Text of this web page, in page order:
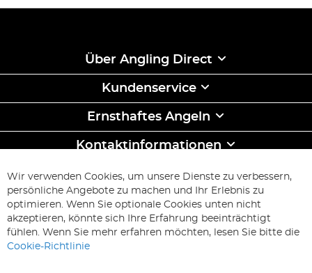
Über Angling Direct
Kundenservice
Ernsthaftes Angeln
Kontaktinformationen
ABONNIEREN & SPAREN
Melden
Sie
unseren
Newsletter
Abonnieren
Wir verwenden Cookies, um unsere Dienste zu verbessern,
persönliche Angebote zu machen und Ihr Erlebnis zu
optimieren. Wenn Sie optionale Cookies unten nicht
akzeptieren, könnte sich Ihre Erfahrung beeinträchtigt
fühlen. Wenn Sie mehr erfahren möchten, lesen Sie bitte die
Cookie-Richtlinie